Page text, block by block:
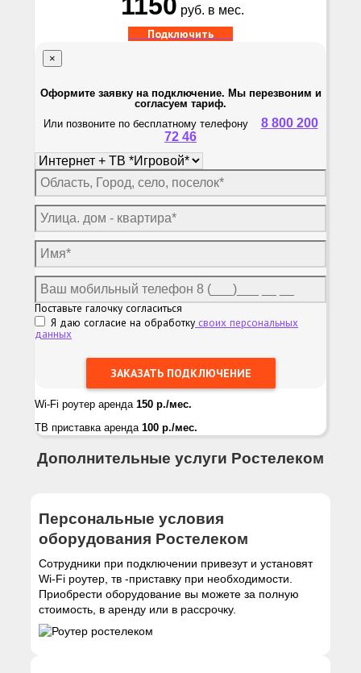
1150 руб. в мес.
Подключить
×
Оформите заявку на подключение. Мы перезвоним и
согласуем тариф.
Или позвоните по бесплатному телефону 8 800 200
72 46
Поставьте галочку согласиться
Я даю согласие на обработку своих персональных
данных
Wi-Fi роутер аренда 150 р./мес.
ТВ приставка аренда 100 р./мес.
Дополнительные услуги Ростелеком
Персональные условия
оборудования Ростелеком
Сотрудники при подключении привезут и установят
Wi-Fi роутер, тв -приставку при необходимости.
Приобрести оборудование вы можете за полную
стоимость, в аренду или в рассрочку.